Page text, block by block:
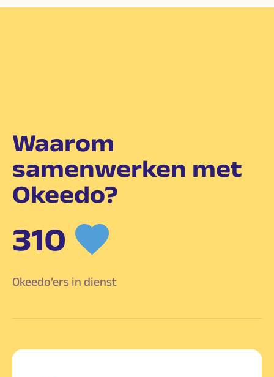
Waarom
samenwerken met
Okeedo?
310
Okeedo’ers in dienst